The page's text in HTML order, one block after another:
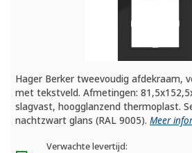
Hager Berker tweevoudig afdekraam,
met tekstveld. Afmetingen:
slagvast, hoogglanzend thermoplast.
nachtzwart glans (RAL 9005).Meer
Verwachte levertijd: